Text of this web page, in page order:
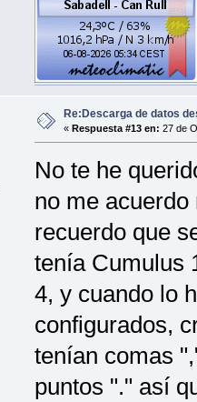
Re:Descarga de datos
« Respuesta #13 en: 27 de
No te he
no me
recuerdo que
tenía Cumulus
4, y cuando lo
configurados,
tenían comas
puntos "." así